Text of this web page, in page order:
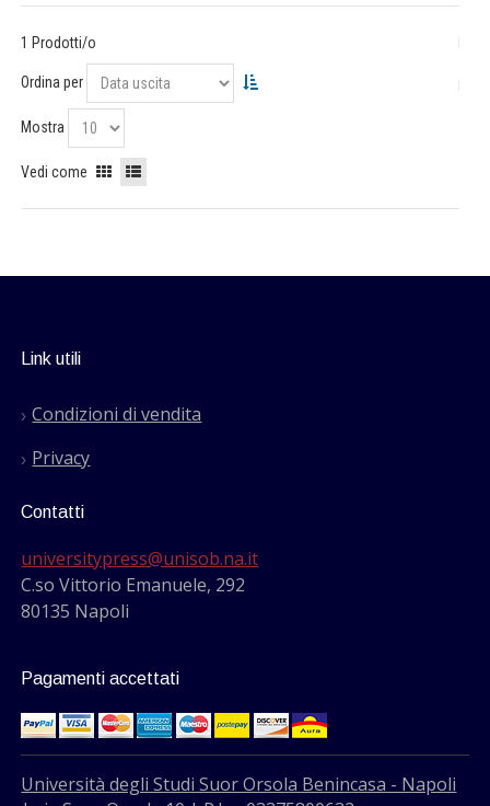
1 Prodotti/o
Ordina per
Mostra
Vedi come
Link utili
Condizioni di vendita
Privacy
Contatti
universitypress@unisob.na.it
C.so Vittorio Emanuele, 292
80135 Napoli
Pagamenti accettati
Università degli Studi Suor Orsola Benincasa - Napoli